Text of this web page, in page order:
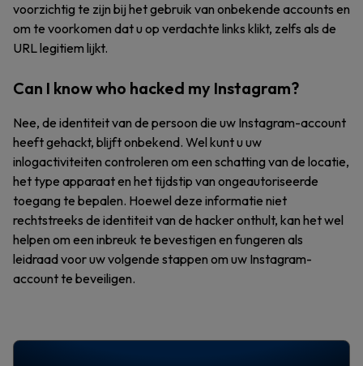
voorzichtig te zijn bij het gebruik van onbekende accounts en
om te voorkomen dat u op verdachte links klikt, zelfs als de
URL legitiem lijkt.
Can I know who hacked my Instagram?
Nee, de identiteit van de persoon die uw Instagram-account
heeft gehackt, blijft onbekend. Wel kunt u uw
inlogactiviteiten controleren om een schatting van de locatie,
het type apparaat en het tijdstip van ongeautoriseerde
toegang te bepalen. Hoewel deze informatie niet
rechtstreeks de identiteit van de hacker onthult, kan het wel
helpen om een inbreuk te bevestigen en fungeren als
leidraad voor uw volgende stappen om uw Instagram-
account te beveiligen.